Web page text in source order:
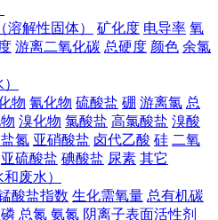
溶解性固体） 矿化度 电导率 氧
游离二氧化碳 总硬度 颜色 余氯
物 氰化物 硫酸盐 硼 游离氯 总
溴化物 氯酸盐 高氯酸盐 溴酸
氮 亚硝酸盐 卤代乙酸 硅 二氧
亚硫酸盐 碘酸盐 尿素 其它
废水）
酸盐指数 生化需氧量 总有机碳
总氮 氨氮 阴离子表面活性剂